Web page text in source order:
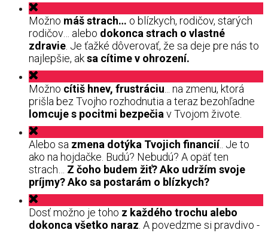
Možno máš strach… o blízkych, rodičov, starých
rodičov… alebo dokonca strach o vlastné
zdravie . Je ťažké dôverovať, že sa deje pre nás to
najlepšie, aksa cítime v ohrození.
Možno cítiš hnev, frustráciu ... na zmenu, ktorá
prišla bez Tvojho rozhodnutia a teraz bezohľadne
lomcuje s pocitmi bezpečia v Tvojom živote.
Alebo sa zmena dotýka Tvojich financií.. Je to
ako na hojdačke. Budú? Nebudú? A opäť ten
strach… Z čoho budem žiť? Ako udržím svoje
príjmy? Ako sa postarám o blízkych?
Dosť možno je toho z každého trochu alebo
dokonca všetko naraz . A povedzme si pravdivo -